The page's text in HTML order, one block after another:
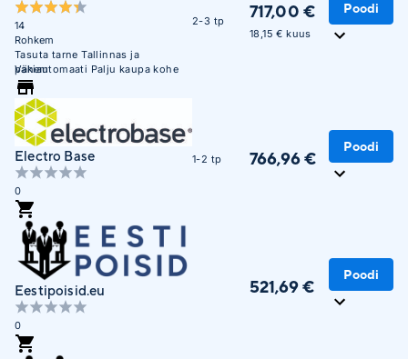
14
Rohkem
Tasuta tarne Tallinnas ja
pakiautomaati Palju kaupa kohe
saadaval. Maksa hiljem või 3
osana ilma lisakuluta.
Vähem
2-3 tp 717,00 €
18,15 € kuus
Poodi
Electro Base
0
1-2 tp 766,96 €
Poodi
Eestipoisid.eu
0
521,69 €
Poodi